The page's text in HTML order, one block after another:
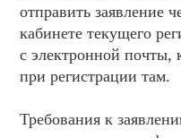
отправить заявление
кабинете текущего
с электронной почты,
при регистрации там.
Требования к